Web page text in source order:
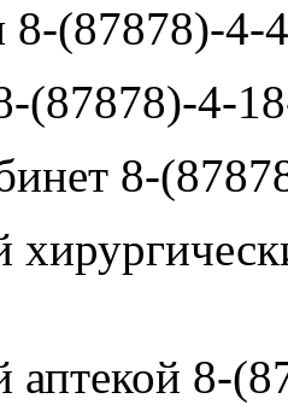
8-(87878)-4-
(87878)-4-
8-
8-